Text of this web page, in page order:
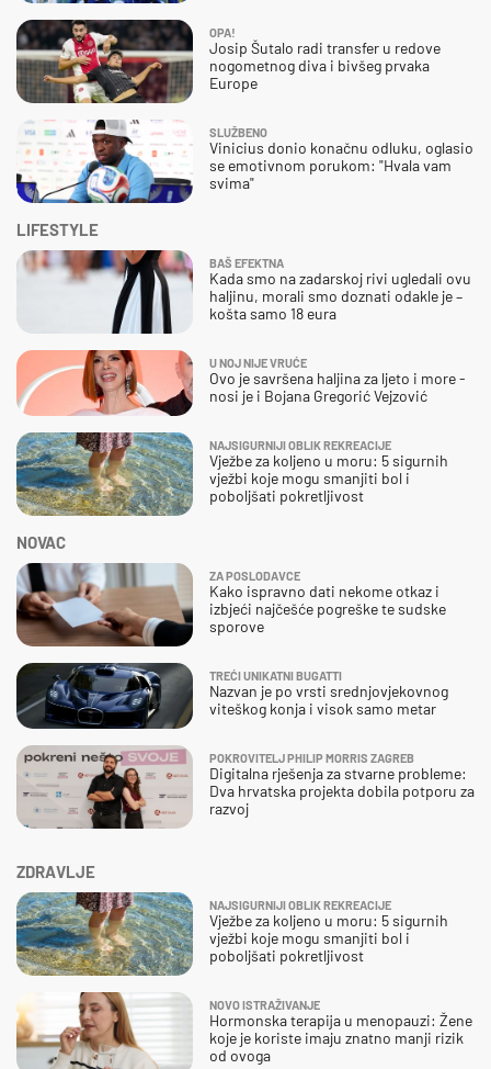
ZDRAVLJE
NAJSIGURNIJI OBLIK REKREACIJE
Vježbe za koljeno u moru: 5 sigurnih
vježbi koje mogu smanjiti bol i
poboljšati pokretljivost
NOVO ISTRAŽIVANJE
Hormonska terapija u menopauzi: Žene
koje je koriste imaju znatno manji rizik
od ovoga
OPA!
Josip Šutalo radi transfer u redove
nogometnog diva i bivšeg prvaka
Europe
SLUŽBENO
Vinicius donio konačnu odluku, oglasio
se emotivnom porukom: "Hvala vam
svima"
NOVAC
ZA POSLODAVCE
Kako ispravno dati nekome otkaz i
izbjeći najčešće pogreške te sudske
sporove
TREĆI UNIKATNI BUGATTI
Nazvan je po vrsti srednjovjekovnog
viteškog konja i visok samo metar
POKROVITELJ PHILIP MORRIS ZAGREB
Digitalna rješenja za stvarne probleme:
Dva hrvatska projekta dobila potporu za
razvoj
LIFESTYLE
BAŠ EFEKTNA
Kada smo na zadarskoj rivi ugledali ovu
haljinu, morali smo doznati odakle je –
košta samo 18 eura
U NOJ NIJE VRUĆE
Ovo je savršena haljina za ljeto i more -
nosi je i Bojana Gregorić Vejzović
NAJSIGURNIJI OBLIK REKREACIJE
Vježbe za koljeno u moru: 5 sigurnih
vježbi koje mogu smanjiti bol i
poboljšati pokretljivost